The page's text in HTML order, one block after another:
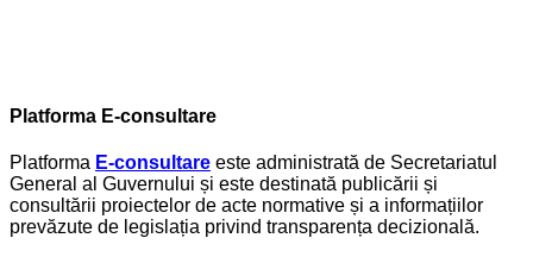
Platforma E-consultare
Platforma E-consultare este administrată de Secretariatul
General al Guvernului și este destinată publicării și
consultării proiectelor de acte normative și a informațiilor
prevăzute de legislația privind transparența decizională.